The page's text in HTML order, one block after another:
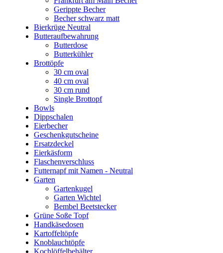
Gerippte Becher
Becher schwarz matt
Bierkrüge Neutral
Butteraufbewahrung
Butterdose
Butterkühler
Brottöpfe
30 cm oval
40 cm oval
30 cm rund
Single Brottopf
Bowls
Dippschalen
Eierbecher
Geschenkgutscheine
Ersatzdeckel
Eierkäsform
Flaschenverschluss
Futternapf mit Namen - Neutral
Garten
Gartenkugel
Garten Wichtel
Bembel Beetstecker
Grüne Soße Topf
Handkäsedosen
Kartoffeltöpfe
Knoblauchtöpfe
Kochlöffelbehälter